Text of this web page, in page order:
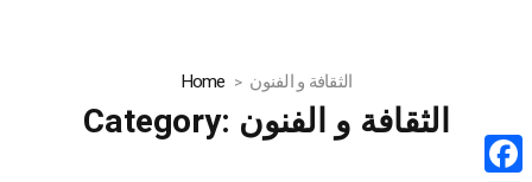
Home الثقافة و الفنون
Category: الثقافة و الفنون